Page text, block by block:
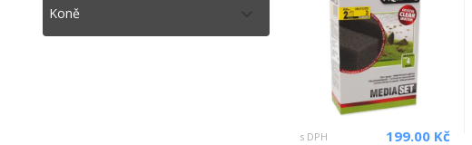
Koně
s DPH 199.00 Kč